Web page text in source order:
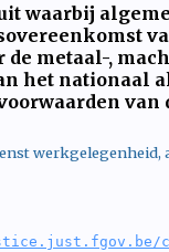
waarbij
de metaal-,
het nationaal
van
werkgelegenheid,